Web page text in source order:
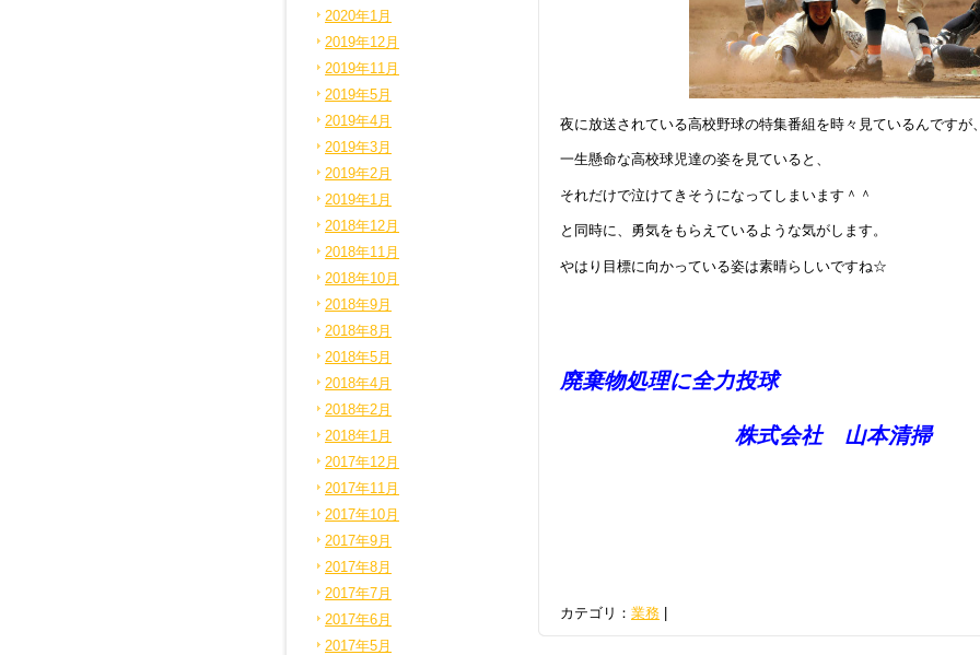
夜に放送されている高校野球の特集番組を時々見ているんですが
一生懸命な高校球児達の姿を見ていると、
それだけで泣けてきそうになってしまいます＾＾
と同時に、勇気をもらえているような気がします。
やはり目標に向かっている姿は素晴らしいですね☆
廃棄物処理に全力投球
株式会社 山本清掃
カテゴリ： 業務
2020年1月
2019年12月
2019年11月
2019年5月
2019年4月
2019年3月
2019年2月
2019年1月
2018年12月
2018年11月
2018年10月
2018年9月
2018年8月
2018年5月
2018年4月
2018年2月
2018年1月
2017年12月
2017年11月
2017年10月
2017年9月
2017年8月
2017年7月
2017年6月
2017年5月